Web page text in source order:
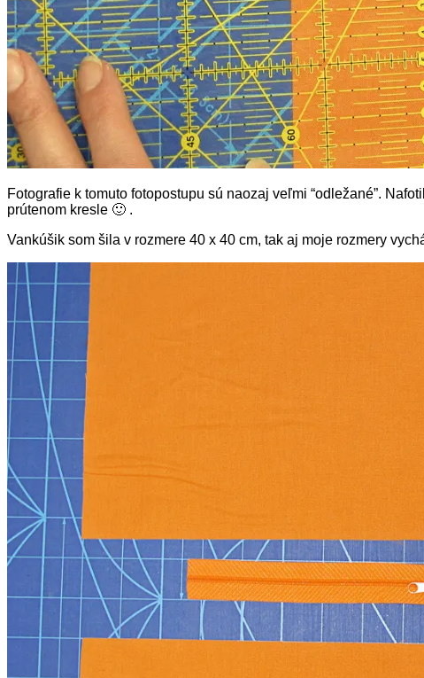
Fotografie k tomuto fotopostupu sú naozaj veľmi “odležané”.
prútenom kresle 🙂 .
Vankúšik som šila v rozmere 40 x 40 cm, tak aj moje rozmery